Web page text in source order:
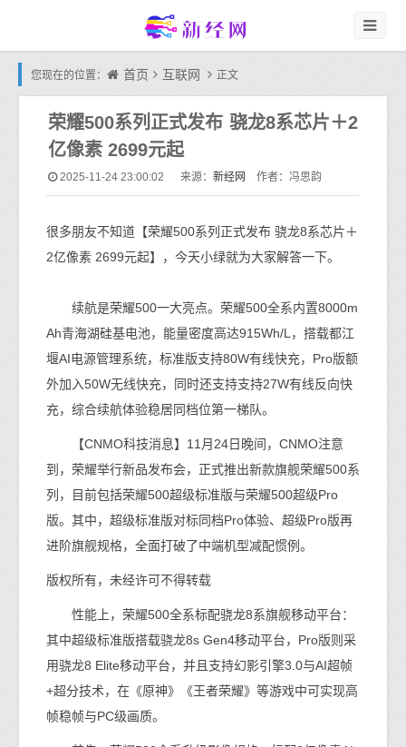
您现在的位置： 首页 互联网 正文
荣耀500系列正式发布 骁龙8系芯片＋2
亿像素 2699元起
2025-11-24 23:00:02 来源： 新经网 作者：冯思韵
很多朋友不知道【荣耀500系列正式发布 骁龙8系芯片＋
2亿像素 2699元起】，今天小绿就为大家解答一下。
续航是荣耀500一大亮点。荣耀500全系内置8000m
Ah青海湖硅基电池，能量密度高达915Wh/L，搭载都江
堰AI电源管理系统，标准版支持80W有线快充，Pro版额
外加入50W无线快充，同时还支持支持27W有线反向快
充，综合续航体验稳居同档位第一梯队。
【CNMO科技消息】11月24日晚间，CNMO注意
到，荣耀举行新品发布会，正式推出新款旗舰荣耀500系
列，目前包括荣耀500超级标准版与荣耀500超级Pro
版。其中，超级标准版对标同档Pro体验、超级Pro版再
进阶旗舰规格，全面打破了中端机型减配惯例。
版权所有，未经许可不得转载
性能上，荣耀500全系标配骁龙8系旗舰移动平台：
其中超级标准版搭载骁龙8s Gen4移动平台，Pro版则采
用骁龙8 Elite移动平台，并且支持幻影引擎3.0与AI超帧
+超分技术，在《原神》《王者荣耀》等游戏中可实现高
帧稳帧与PC级画质。